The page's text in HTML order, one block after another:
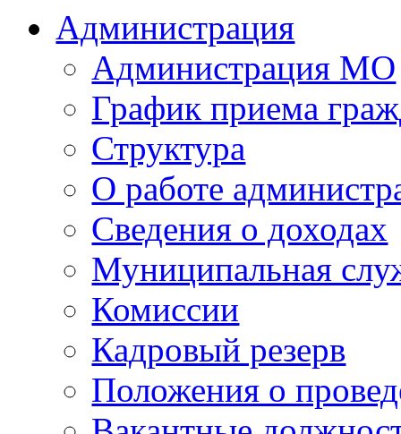
Администрация
Администрация МО
График приема
Структура
О работе
Сведения о доходах
Муниципальная
Комиссии
Кадровый резерв
Положения о